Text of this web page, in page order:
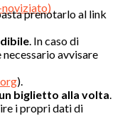
noviziato)prenotarlo al link
. In caso di
avvisare
).
un biglietto alla volta.
i propri dati di